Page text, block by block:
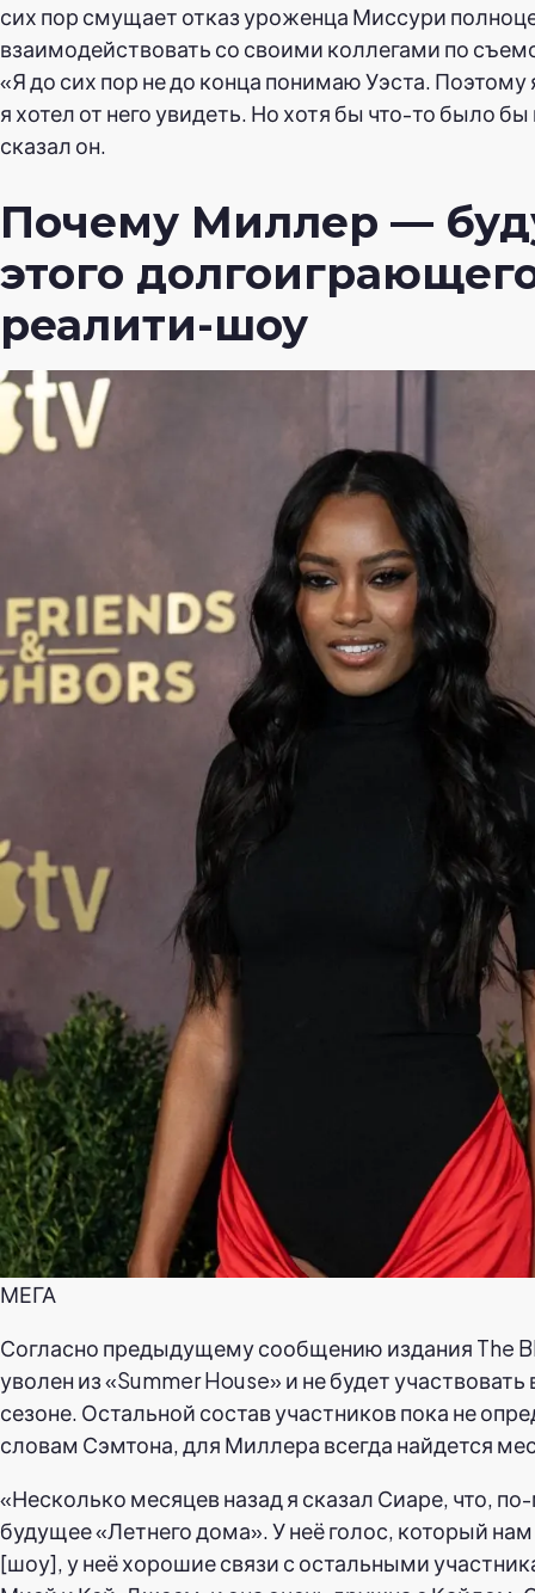
сих пор смущает отказ уроженца Миссури
взаимодействовать со своими коллегами по
«Я до сих пор не до конца понимаю Уэста. Поэтому
я хотел от него увидеть. Но хотя бы что-то было
сказал он.
Почему Миллер —
этого
реалити-шоу
МЕГА
Согласно предыдущему сообщению издания The
уволен из «Summer House» и не будет
сезоне. Остальной состав участников пока не
словам Сэмтона, для Миллера всегда найдется
«Несколько месяцев назад я сказал Сиаре, что,
будущее «Летнего дома». У неё голос, который нам
[шоу], у неё хорошие связи с остальными